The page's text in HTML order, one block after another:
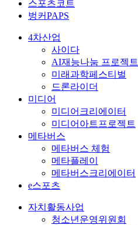
스포츠코트
벙커PAPS
4차산업
사이다
AI재능나눔 프로젝트
미래과학페스티벌
드론라이더
미디어
미디어크리에이터
미디어아트프로젝트
메타버스
메타버스 체험
메타플레이
메타버스크리에이터
e스포츠
자치활동사업
청소년운영위원회